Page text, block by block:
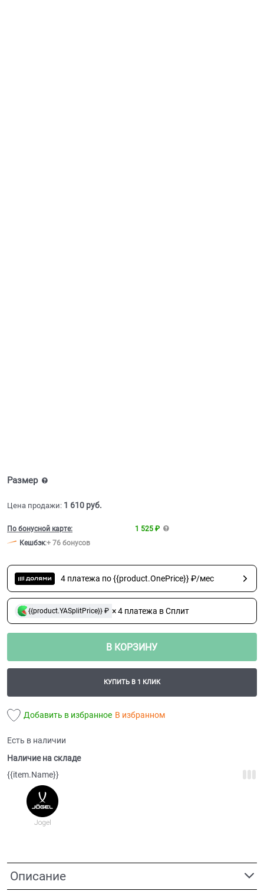
Размер
Цена продажи: 1 610 руб.
По бонусной карте:
1 525 ₽
Кешбэк:+ 76 бонусов
4 платежа по {{product.OnePrice}} ₽/мес
{{product.YASplitPrice}} ₽ × 4 платежа в Сплит
В КОРЗИНУ
КУПИТЬ В 1 КЛИК
Добавить в избранное В избранном
Есть в наличии
Наличие на складе
{{item.Name}}
Описание